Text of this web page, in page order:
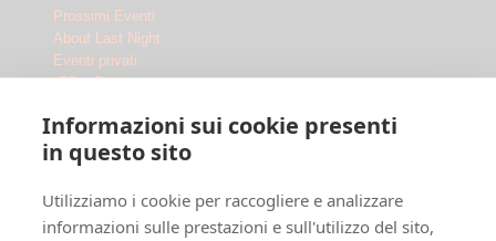
Informazioni sui cookie presenti
in questo sito
Utilizziamo i cookie per raccogliere e analizzare
informazioni sulle prestazioni e sull'utilizzo del sito,
Prossimi Eventi
About Last Night
Eventi privati
IED x Fabrique
Le Location
Ippodromo Snai San Siro
Ippodromo Snai La Maura